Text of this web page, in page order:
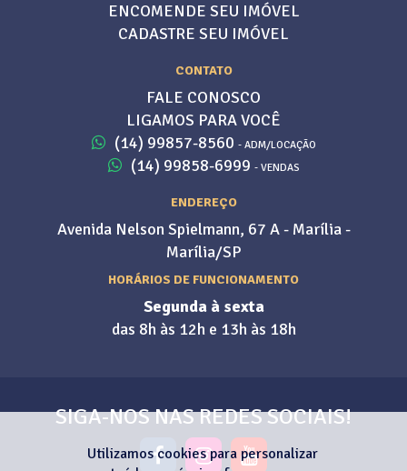
Utilizamos cookies para personalizar
ENCOMENDE SEU IMÓVEL
CADASTRE SEU IMÓVEL
CONTATO
FALE CONOSCO
LIGAMOS PARA VOCÊ
(14) 99857-8560 - ADM/LOCAÇÃO
(14) 99858-6999 - VENDAS
ENDEREÇO
Avenida Nelson Spielmann, 67 A - Marília -
Marília/SP
HORÁRIOS DE FUNCIONAMENTO
Segunda à sexta
das 8h às 12h e 13h às 18h
SIGA-NOS NAS REDES SOCIAIS!